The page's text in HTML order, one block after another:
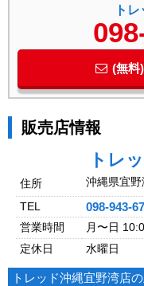
ご案内が出来ます。是非
10:00～19:00(最終作業
943-6738●※「クロスロ
ト
(無
販売店情報
トレ
住所 沖縄県宜
TEL
098-943-
営業時間
月〜日
定休日
水曜日
トレッド沖縄宜野湾店